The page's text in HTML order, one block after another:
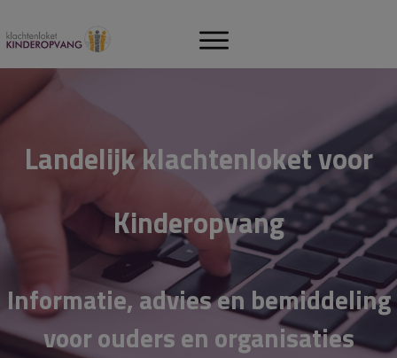
Landelijk klachtenloket voor
Kinderopvang
Informatie, advies en bemiddeling
voor ouders en organisaties